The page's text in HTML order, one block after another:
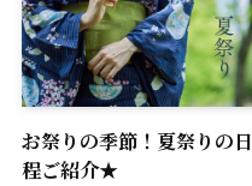
お祭りの季節！夏祭りの日
程ご紹介★